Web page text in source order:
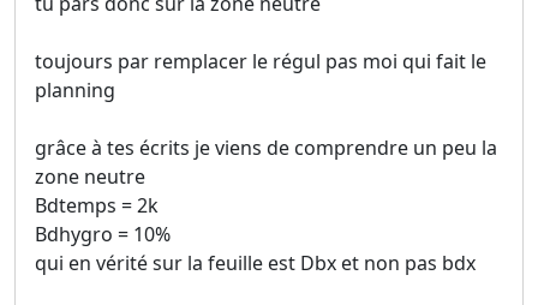
toujours par remplacer le régul pas moi qui fait le
planning
grâce à tes écrits je viens de comprendre un peu la
zone neutre
Bdtemps = 2k
Bdhygro = 10%
qui en vérité sur la feuille est Dbx et non pas bdx